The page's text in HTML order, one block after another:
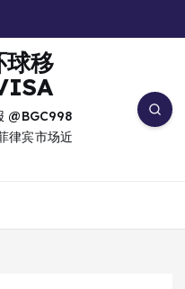
@BGC998
律宾市场近